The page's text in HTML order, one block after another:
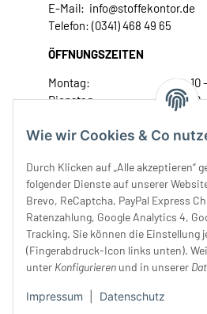
Wie wir Cookies & Co
Durch Klicken auf „Alle akzeptieren“
folgender Dienste auf unserer
Brevo, ReCaptcha, PayPal Express
Ratenzahlung, Google Analytics 4,
Tracking. Sie können die Einstellung
(Fingerabdruck-Icon links unten).
unter Konfigurieren und in unserer
Impressum Datenschutz
E-Mail: info@stoffekontor.de
Telefon: (0341) 468 49 65
ÖFFNUNGSZEITEN
Montag:
10
Dienstag:
Donnerstag:
10
Samstag:
10
Unser Service
Rechtliches